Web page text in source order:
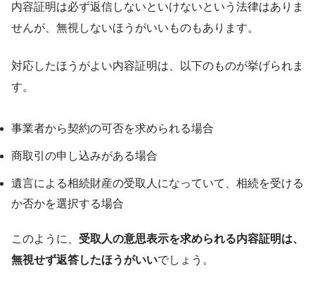
内容証明は必ず返信しないといけないという法律はありま
せんが、無視しないほうがいいものもあります。
対応したほうがよい内容証明は、以下のものが挙げられま
す。
事業者から契約の可否を求められる場合
商取引の申し込みがある場合
遺言による相続財産の受取人になっていて、相続を受ける
か否かを選択する場合
このように、 受取人の意思表示を求められる内容証明は、
無視せず返答したほうがいいでしょう。